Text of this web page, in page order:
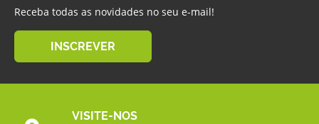
Receba todas as novidades no seu e-mail!
INSCREVER
VISITE-NOS